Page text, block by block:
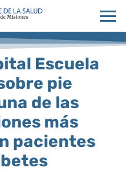
Escuela
pie
de las
más
pacientes